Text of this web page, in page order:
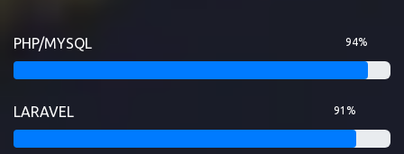
PHP/MYSQL 94%
LARAVEL 91%